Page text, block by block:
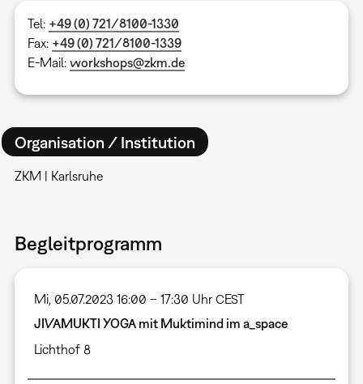
Tel: +49 (0) 721/8100-1330
Fax: +49 (0) 721/8100-1339
E-Mail: workshops@zkm.de
Organisation / Institution
ZKM | Karlsruhe
Begleitprogramm
Mi, 05.07.2023 16:00 – 17:30 Uhr CEST
JIVAMUKTI YOGA mit Muktimind im a_space
Lichthof 8